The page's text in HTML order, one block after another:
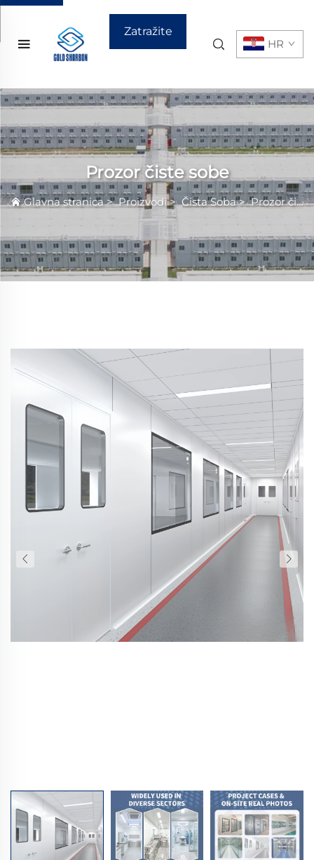
Zatražite
HR
Prozor čiste sobe
Glavna stranica>Proizvodi>Čista Sobа>Prozor čiste sobe